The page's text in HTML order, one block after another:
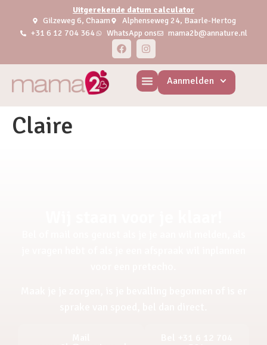
Uitgerekende datum calculator
Gilzeweg 6, Chaam
Alphenseweg 24, Baarle-Hertog
+31 6 12 704 364
WhatsApp ons mama2b@annature.nl
Aanmelden
Claire